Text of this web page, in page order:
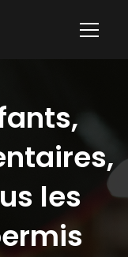
les